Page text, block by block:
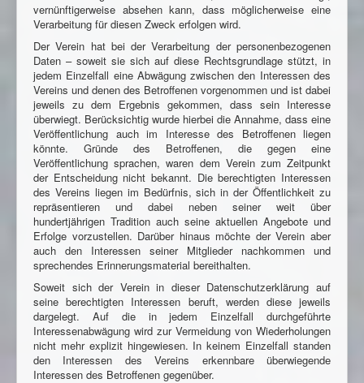
vernünftigerweise absehen kann, dass möglicherweise eine
Verarbeitung für diesen Zweck erfolgen wird.
Der Verein hat bei der Verarbeitung der personenbezogenen
Daten – soweit sie sich auf diese Rechtsgrundlage stützt, in
jedem Einzelfall eine Abwägung zwischen den Interessen des
Vereins und denen des Betroffenen vorgenommen und ist dabei
jeweils zu dem Ergebnis gekommen, dass sein Interesse
überwiegt. Berücksichtig wurde hierbei die Annahme, dass eine
Veröffentlichung auch im Interesse des Betroffenen liegen
könnte. Gründe des Betroffenen, die gegen eine
Veröffentlichung sprachen, waren dem Verein zum Zeitpunkt
der Entscheidung nicht bekannt. Die berechtigten Interessen
des Vereins liegen im Bedürfnis, sich in der Öffentlichkeit zu
repräsentieren und dabei neben seiner weit über
hundertjährigen Tradition auch seine aktuellen Angebote und
Erfolge vorzustellen. Darüber hinaus möchte der Verein aber
auch den Interessen seiner Mitglieder nachkommen und
sprechendes Erinnerungsmaterial bereithalten.
Soweit sich der Verein in dieser Datenschutzerklärung auf
seine berechtigten Interessen beruft, werden diese jeweils
dargelegt. Auf die in jedem Einzelfall durchgeführte
Interessenabwägung wird zur Vermeidung von Wiederholungen
nicht mehr explizit hingewiesen. In keinem Einzelfall standen
den Interessen des Vereins erkennbare überwiegende
Interessen des Betroffenen gegenüber.